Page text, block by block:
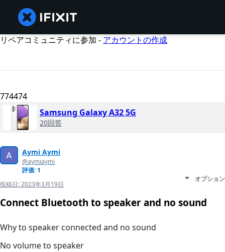
リペアコミュニティに参加 - アカウントの作成
774474
Samsung Galaxy A32 5G
20回答
Aymi Aymi
@aymiaymi
評価: 1
投稿日:2023年3月19日
オプション
Connect Bluetooth to speaker and no sound
Why to speaker connected and no sound
No volume to speaker